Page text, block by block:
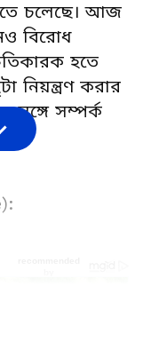
চলেছে। আজ
বিরোধ
হতে
করার
সঙ্গে সম্পর্ক